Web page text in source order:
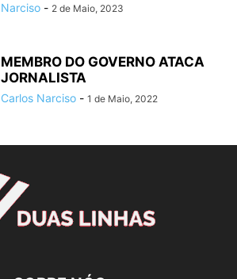
Narciso - 2 de Maio, 2023
MEMBRO DO GOVERNO ATACA
JORNALISTA
Carlos Narciso - 1 de Maio, 2022